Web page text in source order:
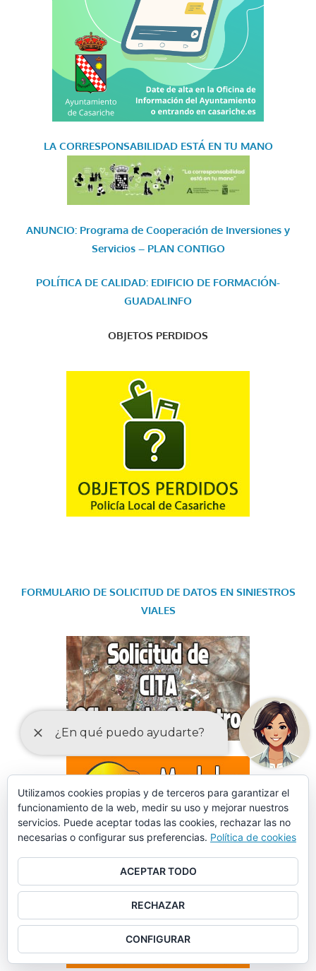
LA CORRESPONSABILIDAD ESTÁ EN TU MANO
ANUNCIO: Programa de Cooperación de Inversiones y
Servicios – PLAN CONTIGO
POLÍTICA DE CALIDAD: EDIFICIO DE FORMACIÓN-
GUADALINFO
OBJETOS PERDIDOS
FORMULARIO DE SOLICITUD DE DATOS EN SINIESTROS
VIALES
Utilizamos cookies propias y de terceros para garantizar el
funcionamiento de la web, medir su uso y mejorar nuestros
servicios. Puede aceptar todas las cookies, rechazar las no
necesarias o configurar sus preferencias. Política de cookies
ACEPTAR TODO
RECHAZAR
CONFIGURAR